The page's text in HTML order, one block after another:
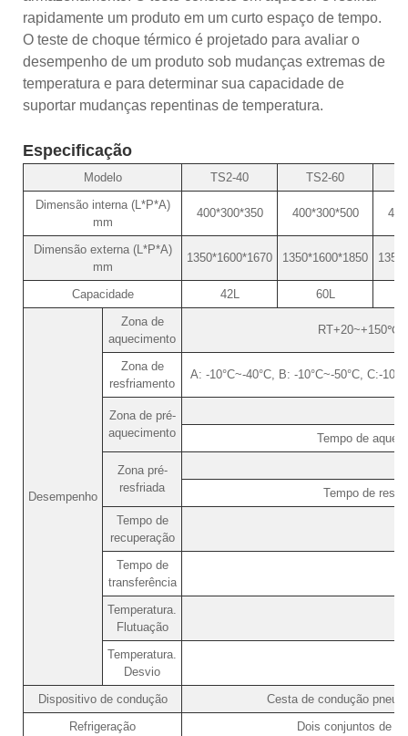
rapidamente um produto em um curto espaço de tempo.
O teste de choque térmico é projetado para avaliar o
desempenho de um produto sob mudanças extremas de
temperatura e para determinar sua capacidade de
suportar mudanças repentinas de temperatura.
Especificação
Modelo TS2-40 TS2-60
Dimensão interna (L*P*A)
mm
400*300*350 400*300*500
Dimensão externa (L*P*A)
mm
1350*1600*1670 1350*1600*1850
Capacidade 42L 60L
Desempenho
Zona de
aquecimento
RT+20~+150℃
Zona de
resfriamento
A: -10°C~-40°C, B: -10°C~-50°C, C:-
Zona de pré-
aquecimento
Tempo de
Zona pré-
resfriada
Tempo de
Tempo de
recuperação
Tempo de
transferência
Temperatura.
Flutuação
Temperatura.
Desvio
Dispositivo de condução
Cesta de condução
Refrigeração
Dois conjuntos de